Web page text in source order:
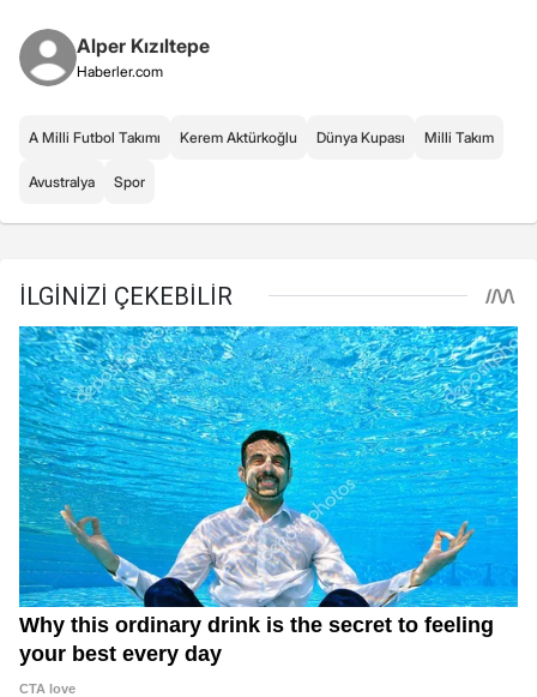
Alper Kızıltepe
Haberler.com
A Milli Futbol Takımı Kerem Aktürkoğlu Dünya Kupası Milli Takım
Avustralya Spor